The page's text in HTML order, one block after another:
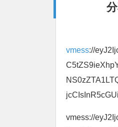
vmess://
vmess://